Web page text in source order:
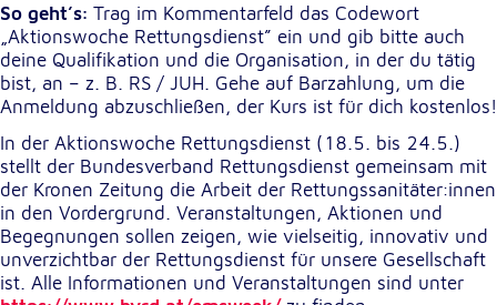
So geht’s: Trag im Kommentarfeld das Codewort
„Aktionswoche Rettungsdienst” ein und gib bitte auch
deine Qualifikation und die Organisation, in der du tätig
bist, an – z. B. RS / JUH. Gehe auf Barzahlung, um die
Anmeldung abzuschließen, der Kurs ist für dich kostenlos!
In der Aktionswoche Rettungsdienst (18.5. bis 24.5.)
stellt der Bundesverband Rettungsdienst gemeinsam mit
der Kronen Zeitung die Arbeit der Rettungssanitäter:innen
in den Vordergrund. Veranstaltungen, Aktionen und
Begegnungen sollen zeigen, wie vielseitig, innovativ und
unverzichtbar der Rettungsdienst für unsere Gesellschaft
ist. Alle Informationen und Veranstaltungen sind unter
Name:
NID
Anbieter:
Google LLC
Zweck:
Einbinden von interaktiven Google Karten
Cookie Laufzeit:
6 Monate